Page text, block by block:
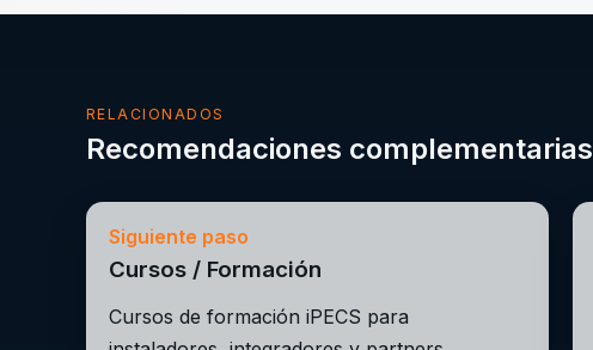
RELACIONADOS
Recomendaciones complementarias
Siguiente paso
Cursos / Formación
Cursos de formación iPECS para